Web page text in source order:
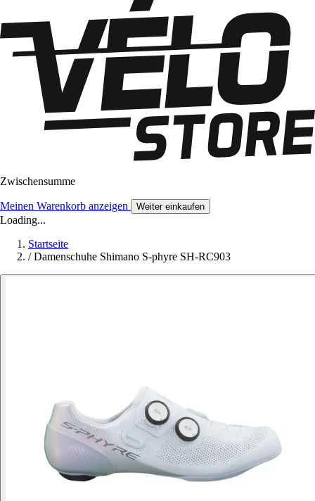
Zwischensumme
Meinen Warenkorb anzeigen Weiter einkaufen
Loading...
Startseite
/ Damenschuhe Shimano S-phyre SH-RC903